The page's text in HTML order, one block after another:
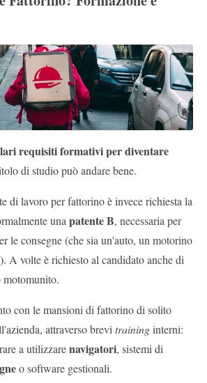
requisiti formativi per diventare
di studio può andare bene.
di lavoro per fattorino è invece richiesta la
una patente B, necessaria per
le consegne (che sia un'auto, un motorino
A volte è richiesto al candidato anche di
motomunito.
con le mansioni di fattorino di solito
attraverso brevi traininginterni:
a utilizzarenavigatori, sistemi di
o software gestionali.